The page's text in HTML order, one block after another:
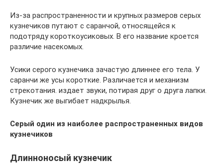
Из-за распространенности и крупных размеров серых
кузнечиков путают с саранчой, относящейся к
подотряду короткоусиковых. В его название кроется
различие насекомых.
Усики серого кузнечика зачастую длиннее его тела. У
саранчи же усы короткие. Различается и механизм
стрекотания. издает звуки, потирая друг о друга лапки.
Кузнечик же выгибает надкрылья.
Серый один из наиболее распространенных видов
кузнечиков
Длинноносый кузнечик